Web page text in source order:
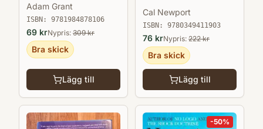
Adam Grant
ISBN: 9781984878106
69 krNypris: 309kr
Bra skick
Lägg till
Cal Newport
ISBN: 9780349411903
76 krNypris: 222kr
Bra skick
Lägg till
-50%